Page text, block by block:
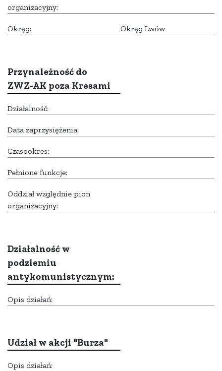
organizacyjny:
Okręg: Okręg Lwów
Przynależność do
ZWZ-AK poza Kresami
Działalność:
Data zaprzysiężenia:
Czasookres:
Pełnione funkcje:
Oddział względnie pion
organizacyjny:
Działalność w
podziemiu
antykomunistycznym:
Opis działań:
Udział w akcji "Burza"
Opis działań: